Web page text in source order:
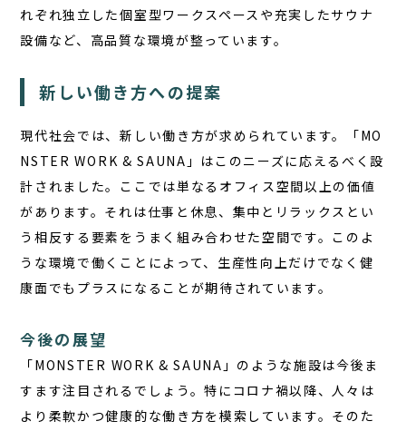
れぞれ独立した個室型ワークスペースや充実したサウナ
設備など、高品質な環境が整っています。
新しい働き方への提案
現代社会では、新しい働き方が求められています。「MO
NSTER WORK & SAUNA」はこのニーズに応えるべく設
計されました。ここでは単なるオフィス空間以上の価値
があります。それは仕事と休息、集中とリラックスとい
う相反する要素をうまく組み合わせた空間です。このよ
うな環境で働くことによって、生産性向上だけでなく健
康面でもプラスになることが期待されています。
今後の展望
「MONSTER WORK & SAUNA」のような施設は今後ま
すます注目されるでしょう。特にコロナ禍以降、人々は
より柔軟かつ健康的な働き方を模索しています。そのた